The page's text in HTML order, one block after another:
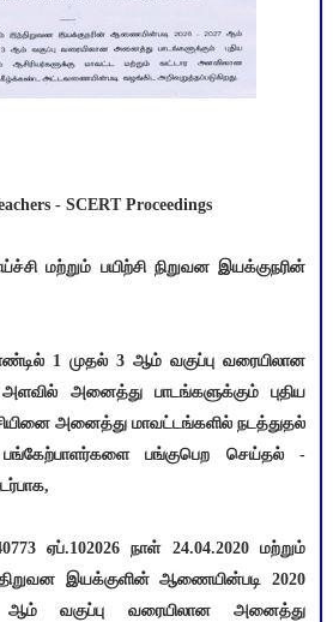
- SCERT Proceedings
மற்றும் பயிற்சி நிறுவன இயக்குநரின்
1 முதல் 3 ஆம் வகுப்பு வரையிலான
அனைத்து பாடங்களுக்கும் புதிய
அனைத்து மாவட்டங்களில் நடத்துதல்
பங்குபெற செய்தல் -
ஏப்.102026 நாள் 24.04.2020 மற்றும்
இயக்குளின் ஆணையின்படி 2020
ஆம் வகுப்பு வரையிலான அனைத்து